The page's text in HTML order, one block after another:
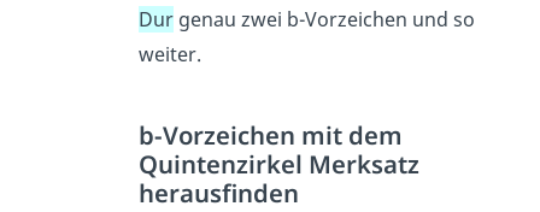
Dur genau zwei b-Vorzeichen und so
weiter.
b-Vorzeichen mit dem
Quintenzirkel Merksatz
herausfinden